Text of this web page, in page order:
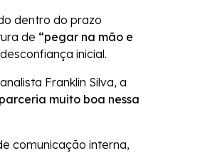
dentro do prazo
de “pegar na mão e
inicial.
Franklin Silva, a
muito boa nessa
comunicação interna,